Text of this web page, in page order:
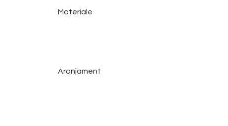
Materiale
Aranjament